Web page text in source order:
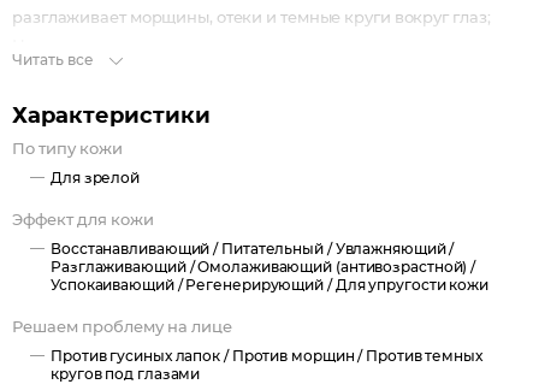
разглаживает морщины, отеки и темные круги вокруг глаз;
Читать все
Характеристики
По типу кожи
Для зрелой
Эффект для кожи
Восстанавливающий / Питательный /Увлажняющий /
Разглаживающий /Омолаживающий (антивозрастной) /
Успокаивающий / Регенерирующий / Для упругости кожи
Решаем проблему на лице
Против гусиных лапок / Против морщин / Против темных
кругов под глазами